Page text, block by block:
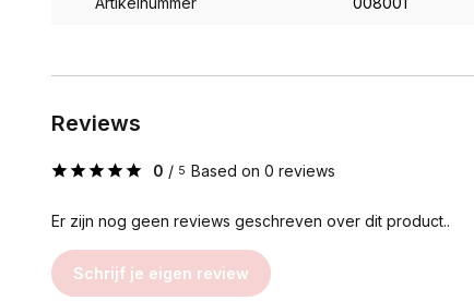
Reviews
0 / 5 Based on 0 reviews
Er zijn nog geen reviews geschreven over dit product..
Schrijf je eigen review